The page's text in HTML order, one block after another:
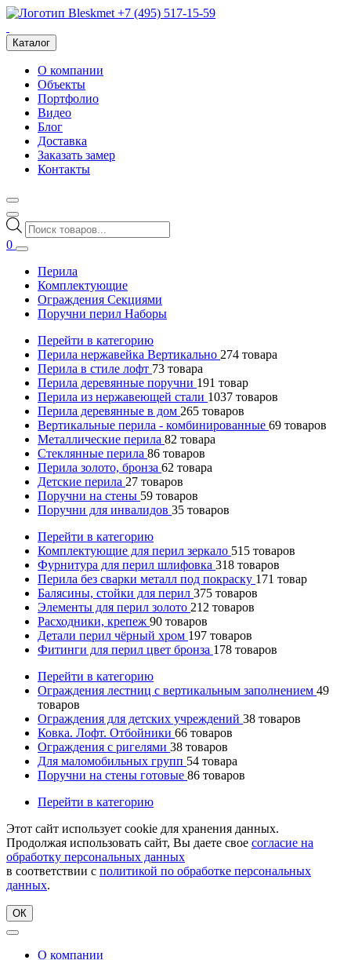
+7 (495) 517-15-59
Каталог
О компании
Объекты
Портфолио
Видео
Блог
Доставка
Заказать замер
Контакты
Поиск
товаров
0
Перила
Комплектующие
Ограждения Секциями
Поручни перил Наборы
Перейти в категорию
Перила нержавейка Вертикально 274 товара
Перила в стиле лофт 73 товара
Перила деревянные поручни 191 товар
Перила из нержавеющей стали 1037 товаров
Перила деревянные в дом 265 товаров
Вертикальные перила - комбинированные 69 товаров
Металлические перила 82 товара
Стеклянные перила 86 товаров
Перила золото, бронза 62 товара
Детские перила 27 товаров
Поручни на стены 59 товаров
Поручни для инвалидов 35 товаров
Перейти в категорию
Комплектующие для перил зеркало 515 товаров
Фурнитура для перил шлифовка 318 товаров
Перила без сварки металл под покраску 171 товар
Балясины, стойки для перил 375 товаров
Элементы для перил золото 212 товаров
Расходники, крепеж 90 товаров
Детали перил чёрный хром 197 товаров
Фитинги для перил цвет бронза 178 товаров
Перейти в категорию
Ограждения лестниц с вертикальным заполнением 49
товаров
Ограждения для детских учреждений 38 товаров
Ковка. Лофт. Отбойники 66 товаров
Ограждения с ригелями 38 товаров
Для маломобильных групп 54 товара
Поручни на стены готовые 86 товаров
Перейти в категорию
Этот сайт использует cookie для хранения данных.
Продолжая использовать сайт, Вы даете свое согласие на
обработку персональных данных
в соответствии с политикой по обработке персональных
данных.
ОК
О компании